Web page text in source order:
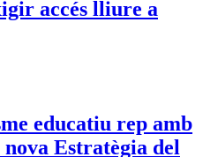
i Innovació Social
un conjunt de serveis